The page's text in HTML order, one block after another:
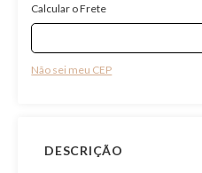
Calcular o Frete
Não sei meu CEP
DESCRIÇÃO